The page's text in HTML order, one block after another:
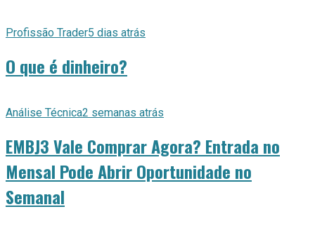
Profissão Trader5 dias atrás
O que é dinheiro?
Análise Técnica2 semanas atrás
EMBJ3 Vale Comprar Agora? Entrada no
Mensal Pode Abrir Oportunidade no
Semanal